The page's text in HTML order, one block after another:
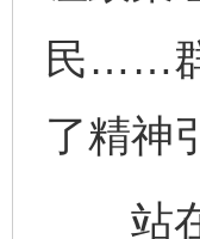
民……
了精神
站在